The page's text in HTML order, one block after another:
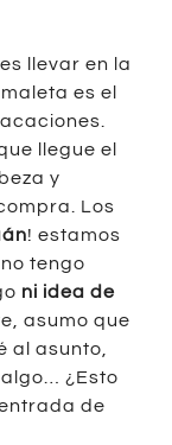
llevar en la
es el
llegue el
y
Los
! estamos
tengo
ni idea de
asumo que
al asunto,
¿Esto
de